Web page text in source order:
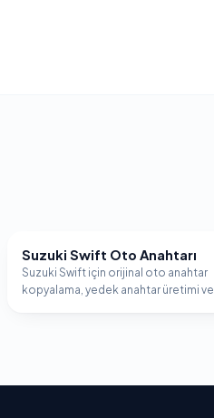
SUZUKI
Suzuki Swift Oto Anahtarı
Suzuki Swift için orijinal oto anahtar
kopyalama, yedek anahtar üretimi ve